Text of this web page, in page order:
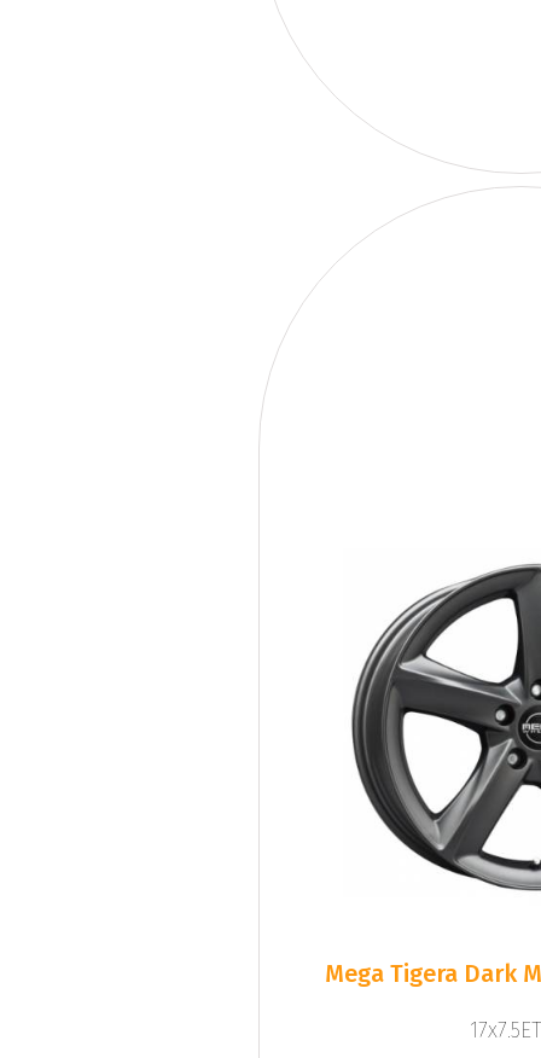
Mega Tigera Dark